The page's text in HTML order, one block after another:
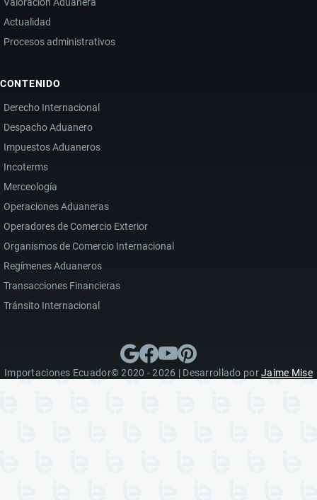
Actualidad
Procesos administrativos
CONTENIDO
Derecho Internacional
Despacho Aduanero
Impuestos Aduaneros
Incoterms
Merceología
Operaciones Aduaneras
Operadores de Comercio Exterior
Organismos de Comercio Internacional
Regímenes Aduaneros
Transacciones Financieras
Tránsito Internacional
Importaciones Ecuador© 2020 - 2026 | Desarrollado porJaime Mise